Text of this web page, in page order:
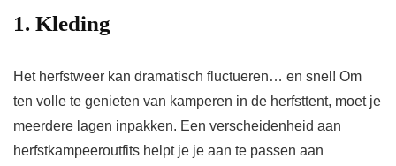
1. Kleding
Het herfstweer kan dramatisch fluctueren… en snel! Om
ten volle te genieten van kamperen in de herfsttent, moet je
meerdere lagen inpakken. Een verscheidenheid aan
herfstkampeeroutfits helpt je je aan te passen aan